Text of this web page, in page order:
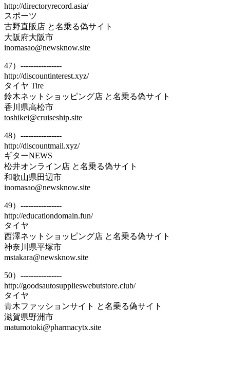
http://directoryrecord.asia/
スポーツ
古野直販店 と名乗る偽サイト
大阪府大阪市
inomasao@newsknow.site
47）----------------
http://discountinterest.xyz/
タイヤ Tire
鈴木ネットショッピング店 と名乗る偽サイト
香川県高松市
toshikei@cruiseship.site
48）----------------
http://discountmail.xyz/
ギターNEWS
松井オンライン店 と名乗る偽サイト
和歌山県田辺市
inomasao@newsknow.site
49）----------------
http://educationdomain.fun/
タイヤ
西澤ネットショッピング店 と名乗る偽サイト
神奈川県平塚市
mstakara@newsknow.site
50）----------------
http://goodsautosupplieswebutstore.club/
タイヤ
青木ファッションサイト と名乗る偽サイト
滋賀県野洲市
matumotoki@pharmacytx.site